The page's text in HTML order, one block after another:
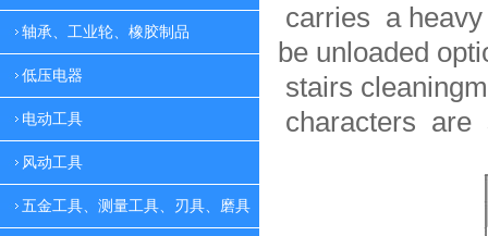
轴承、工业轮、橡胶制品
低压电器
电动工具
风动工具
五金工具、测量工具、刃具、磨具
carries a
be unloaded
stairs
characters